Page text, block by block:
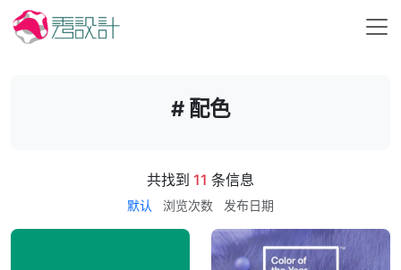
# 配色
共找到 11 条信息
默认 浏览次数 发布日期